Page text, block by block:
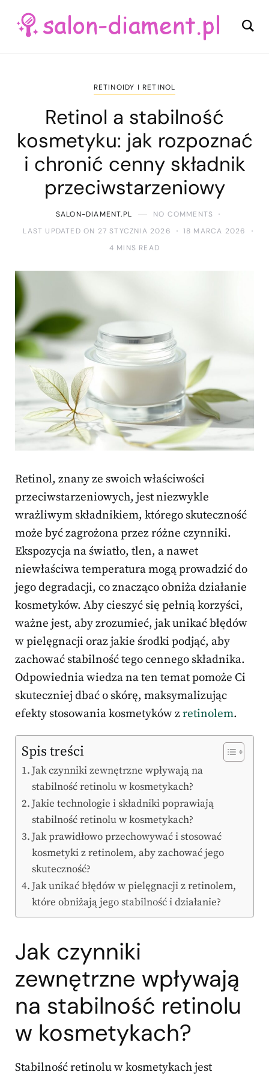
RETINOIDY I RETINOL
Retinol a stabilność
kosmetyku: jak rozpoznać
i chronić cenny składnik
przeciwstarzeniowy
SALON-DIAMENT.PL
NO COMMENTS
LAST UPDATED ON 27 STYCZNIA 2026
18 MARCA 2026
4 MINS READ
Retinol, znany ze swoich właściwości
przeciwstarzeniowych, jest niezwykle
wrażliwym składnikiem, którego skuteczność
może być zagrożona przez różne czynniki.
Ekspozycja na światło, tlen, a nawet
niewłaściwa temperatura mogą prowadzić do
jego degradacji, co znacząco obniża działanie
kosmetyków. Aby cieszyć się pełnią korzyści,
ważne jest, aby zrozumieć, jak unikać błędów
w pielęgnacji oraz jakie środki podjąć, aby
zachować stabilność tego cennego składnika.
Odpowiednia wiedza na ten temat pomoże Ci
skuteczniej dbać o skórę, maksymalizując
efekty stosowania kosmetyków zretinolem.
Spis treści
Jak czynniki zewnętrzne wpływają na
stabilność retinolu w kosmetykach?
Jakie technologie i składniki poprawiają
stabilność retinolu w kosmetykach?
Jak prawidłowo przechowywać i stosować
kosmetyki z retinolem, aby zachować jego
skuteczność?
Jak unikać błędów w pielęgnacji z retinolem,
które obniżają jego stabilność i działanie?
Jak czynniki
zewnętrzne wpływają
na stabilność retinolu
w kosmetykach?
Stabilność retinolu w kosmetykach jest